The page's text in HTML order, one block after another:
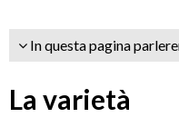
In questa pagina
La varietà